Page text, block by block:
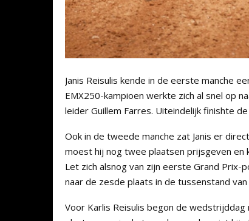
Janis Reisulis kende in de eerste manche
EMX250-kampioen werkte zich al snel op
leider Guillem Farres. Uiteindelijk finishte
Ook in de tweede manche zat Janis er
moest hij nog twee plaatsen prijsgeven
Let zich alsnog van zijn eerste Grand
naar de zesde plaats in de tussenstand
Voor Karlis Reisulis begon de